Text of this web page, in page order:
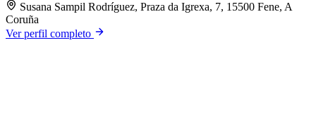
Susana Sampil Rodríguez, Praza da Igrexa, 7, 15500 Fene, A
Coruña
Ver perfil completo